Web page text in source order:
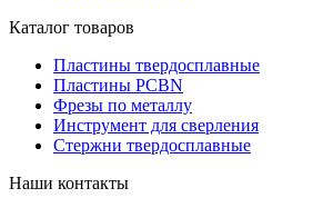
Каталог товаров
Пластины твердосплавные
Пластины PCBN
Фрезы по металлу
Инструмент для сверления
Стержни твердосплавные
Наши контакты